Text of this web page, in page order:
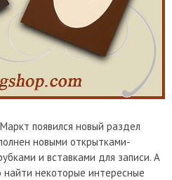
появился новый раздел
новыми открытками-
и вставками для записи. А
некоторые интересные